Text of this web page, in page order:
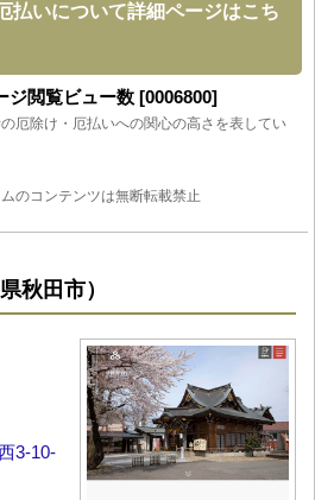
払いについて詳細ページはこち
ジ閲覧ビュー数 [0006800]
厄除け・厄払いへの関心の高さを表してい
のコンテンツは無断転載禁止
秋田市）
3-10-